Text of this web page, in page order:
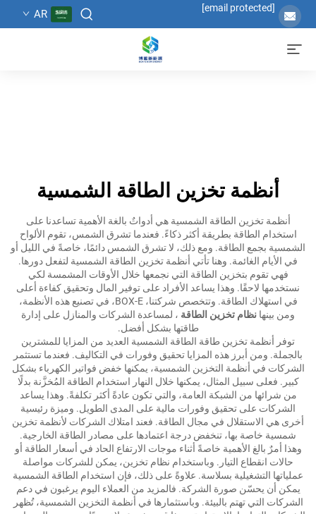
[email protected]
AR
أنظمة تخزين الطاقة الشمسية
أنظمة تخزين الطاقة الشمسية هي أدواتٌ بالغة الأهمية تساعدنا على
استخدام الطاقة بطريقة أكثر ذكاءً. فعندما تشرق الشمس، تقوم الألواح
الشمسية بجمع الطاقة. ومع ذلك، لا تشرق الشمس دائمًا، خاصةً في الليل أو
في الأيام الغائمة. وهنا تأتي أنظمة تخزين الطاقة الشمسية لتفعل دورها.
فهي تقوم بتخزين الطاقة التي نجمعها خلال الأوقات المشمسة لكي
نستخدمها لاحقًا. وهذا يساعد الأفراد على توفير المال وتحقيق كفاءة أعلى
في استهلاك الطاقة. وتتخصص شركتنا، BOX-E، في تصنيع هذه الأنظمة،
ومن بينها نظام تخزين الطاقة ، لمساعدة الشركات والمنازل على إدارة
طاقتها بشكل أفضل.
توفر أنظمة تخزين طاقة الطاقة الشمسية العديد من المزايا للمشترين
بالجملة. ومن أبرز هذه المزايا تحقيق وفورات في التكاليف. فعندما تستثمر
الشركات في أنظمة التخزين الشمسية، يمكنها خفض فواتير الكهرباء بشكل
كبير. فعلى سبيل المثال، يمكنها خلال النهار استخدام الطاقة المُخزَّنة بدلًا
من شرائها من الشبكة العامة، والتي تكون عادةً أكثر تكلفةً. وهذا يساعد
الشركات على تحقيق وفورات مالية على المدى الطويل. وميزة رئيسية
أخرى هي الاستقلال في مجال الطاقة. فعند امتلاك الشركات لأنظمة تخزين
شمسية خاصة بها، تنخفض درجة اعتمادها على مصادر الطاقة الخارجية.
وهذا أمرٌ بالغ الأهمية خاصةً أثناء موجات الارتفاع الحاد في أسعار الطاقة أو
حالات انقطاع التيار. وباستخدام نظام تخزين، يمكن للشركات مواصلة
عملياتها التشغيلية بسلاسة. علاوةً على ذلك، فإن استخدام الطاقة الشمسية
يمكن أن يحسّن صورة الشركة. فالمزيد من العملاء اليوم يرغبون في دعم
الشركات التي تهتم بالبيئة. وباستثمارها في أنظمة التخزين الشمسية، تُظهر